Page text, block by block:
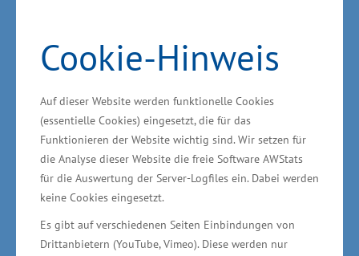
Cookie-Hinweis
Auf dieser Website werden funktionelle Cookies
(essentielle Cookies) eingesetzt, die für das
Funktionieren der Website wichtig sind. Wir setzen für
die Analyse dieser Website die freie Software AWStats
für die Auswertung der Server-Logfiles ein. Dabei werden
keine Cookies eingesetzt.
Es gibt auf verschiedenen Seiten Einbindungen von
Drittanbietern (YouTube, Vimeo). Diese werden nur
Unternehmen sollten sich dreimal überlegen,
entlassen, weil 154.000 Beschäftige 55 Jahre
und älter sind und zeitnah in den Ruhestand
wechseln werden. Personelle Engpässe sind
vorprogrammiert.
Die berufliche Aus- und Weiterbildung von
Arbeitsuchenden hat für die regionalen